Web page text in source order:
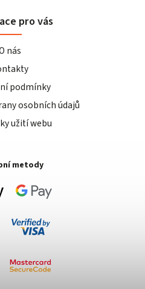
pro vás
nás
podmínky
osobních údajů
užití webu
metody